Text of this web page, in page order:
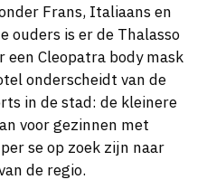
Frans, Italiaans en
ouders is er de Thalasso
een Cleopatra body mask
onderscheidt van de
in de stad: de kleinere
voor gezinnen met
se op zoek zijn naar
de regio.